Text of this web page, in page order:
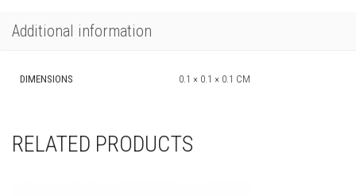
Additional information
DIMENSIONS 0.1 × 0.1 × 0.1 CM
RELATED PRODUCTS